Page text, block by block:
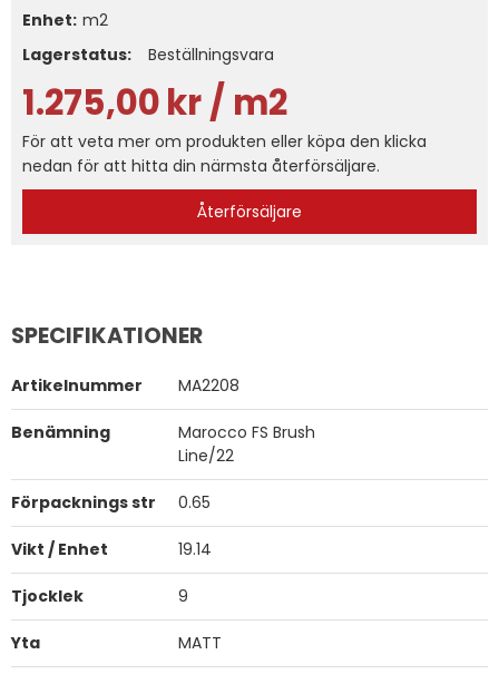
Enhet: m2
Lagerstatus:
Beställningsvara
1.275,00kr/ m2
För att veta mer om produkten eller köpa den klicka
nedan för att hitta din närmsta återförsäljare.
Återförsäljare
SPECIFIKATIONER
Artikelnummer MA2208
Benämning
Marocco FS Brush
Line/22
Förpacknings str 0.65
Vikt / Enhet 19.14
Tjocklek 9
Yta MATT